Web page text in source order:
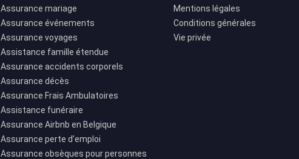
Assurance mariage
Assurance événements
Assurance voyages
Assistance famille étendue
Assurance accidents corporels
Assurance décès
Assurance Frais Ambulatoires
Assistance funéraire
Assurance Airbnb en Belgique
Assurance perte d’emploi
Assurance obsèques pour personnes
Mentions légales
Conditions générales
Vie privée